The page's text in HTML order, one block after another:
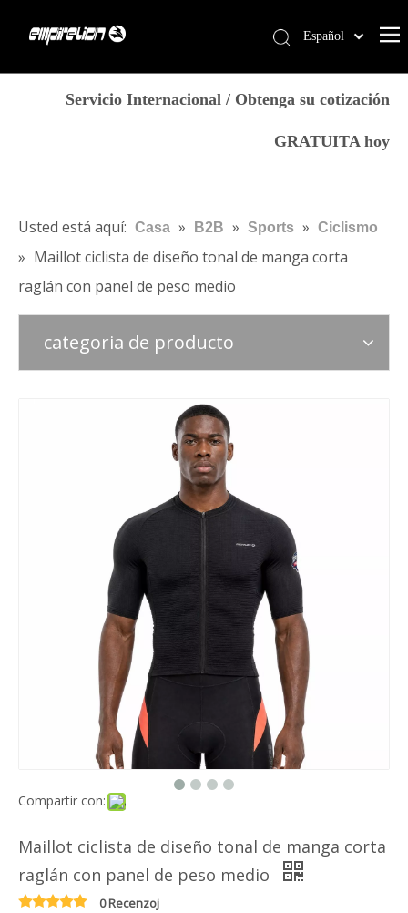
Blog
Contáctenos
Tienda
Español
简体中文
Français
Deutsch
Italiano
Servicio Internacional / Obtenga su cotización
GRATUITA hoy
Usted está aquí: Casa » B2B » Sports » Ciclismo
» Maillot ciclista de diseño tonal de manga corta
raglán con panel de peso medio
categoria de producto
Compartir con:
Maillot ciclista de diseño tonal de manga corta
raglán con panel de peso medio
0 Recenzoj